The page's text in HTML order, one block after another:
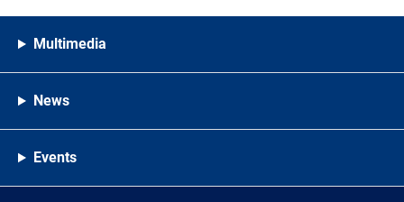
Multimedia
News
Events